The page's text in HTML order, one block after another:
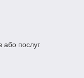
або послуг